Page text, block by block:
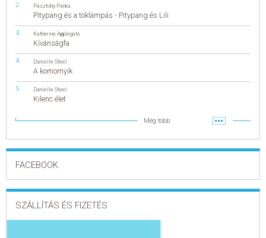
Pásztohy Panka
Pitypang és a töklámpás - Pitypang és Lili
Katherine Applegate
Kívánságfa
Danielle Steel
A komornyik
Danielle Steel
Kilenc élet
Még több
FACEBOOK
SZÁLLÍTÁS ÉS FIZETÉS